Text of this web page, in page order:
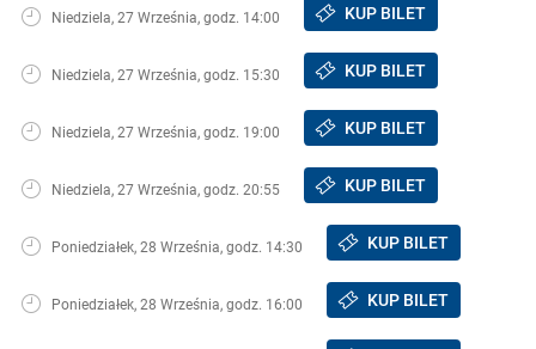
Niedziela, 27 Września, godz. 14:00 KUP BILET
Niedziela, 27 Września, godz. 15:30 KUP BILET
Niedziela, 27 Września, godz. 19:00 KUP BILET
Niedziela, 27 Września, godz. 20:55 KUP BILET
Poniedziałek, 28 Września, godz. 14:30 KUP BILET
Poniedziałek, 28 Września, godz. 16:00 KUP BILET